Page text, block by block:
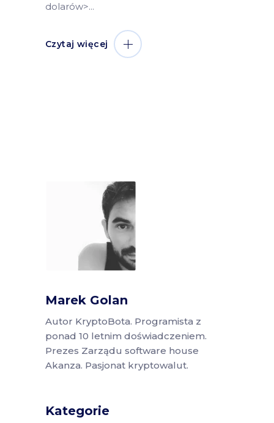
dolarów>
Czytaj więcej
Marek Golan
Autor KryptoBota. Programista z
ponad 10 letnim doświadczeniem.
Prezes Zarządu software house
Akanza. Pasjonat kryptowalut.
Kategorie